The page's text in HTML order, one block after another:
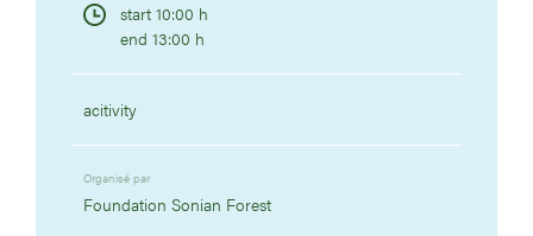
start 10:00 h
end 13:00 h
acitivity
Organisé par
Foundation Sonian Forest